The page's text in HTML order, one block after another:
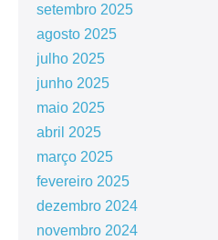
setembro 2025
agosto 2025
julho 2025
junho 2025
maio 2025
abril 2025
março 2025
fevereiro 2025
dezembro 2024
novembro 2024